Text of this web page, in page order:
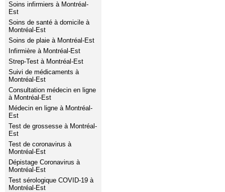
Soins infirmiers à Montréal-
Est
Soins de santé à domicile à
Montréal-Est
Soins de plaie à Montréal-Est
Infirmière à Montréal-Est
Strep-Test à Montréal-Est
Suivi de médicaments à
Montréal-Est
Consultation médecin en ligne
à Montréal-Est
Médecin en ligne à Montréal-
Est
Test de grossesse à Montréal-
Est
Test de coronavirus à
Montréal-Est
Dépistage Coronavirus à
Montréal-Est
Test sérologique COVID-19 à
Montréal-Est